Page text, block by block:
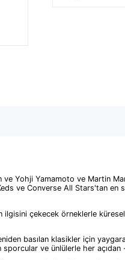
Yamamoto ve Martin
ve Converse All Stars'tan
çekecek örneklerle
basılan klasikler için
ve ünlülerle her